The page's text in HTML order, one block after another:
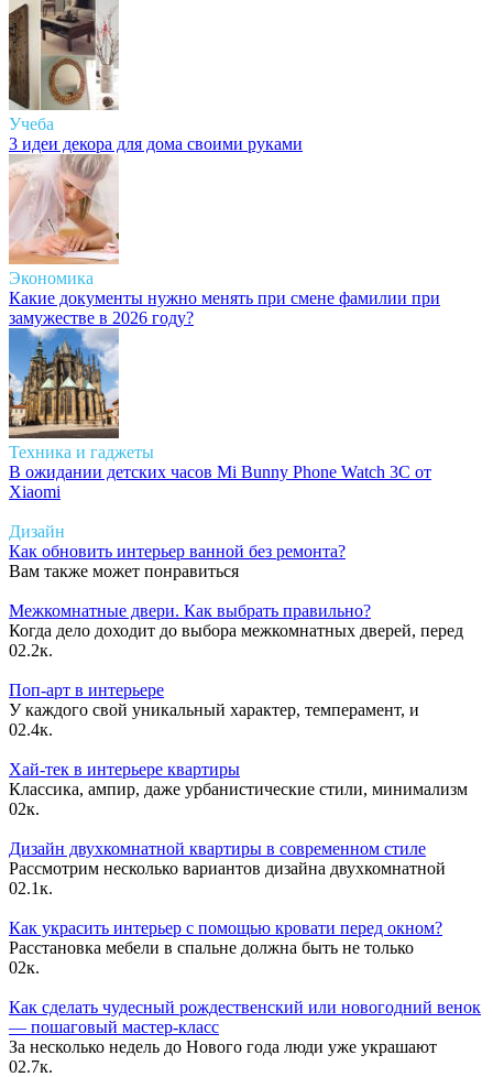
Учеба
3 идеи декора для дома своими руками
Экономика
Какие документы нужно менять при смене фамилии при
замужестве в 2026 году?
Техника и гаджеты
В ожидании детских часов Mi Bunny Phone Watch 3C от
Xiaomi
Дизайн
Как обновить интерьер ванной без ремонта?
Вам также может понравиться
Межкомнатные двери. Как выбрать правильно?
Когда дело доходит до выбора межкомнатных дверей, перед
02.2к.
Поп-арт в интерьере
У каждого свой уникальный характер, темперамент, и
02.4к.
Хай-тек в интерьере квартиры
Классика, ампир, даже урбанистические стили, минимализм
02к.
Дизайн двухкомнатной квартиры в современном стиле
Рассмотрим несколько вариантов дизайна двухкомнатной
02.1к.
Как украсить интерьер с помощью кровати перед окном?
Расстановка мебели в спальне должна быть не только
02к.
Как сделать чудесный рождественский или новогодний венок
— пошаговый мастер-класс
За несколько недель до Нового года люди уже украшают
02.7к.